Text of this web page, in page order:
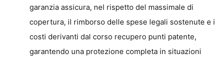
garanzia assicura, nel rispetto del massimale di
copertura, il rimborso delle spese legali sostenute e i
costi derivanti dal corso recupero punti patente,
garantendo una protezione completa in situazioni